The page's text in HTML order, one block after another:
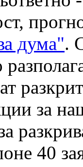
дума".
за
40